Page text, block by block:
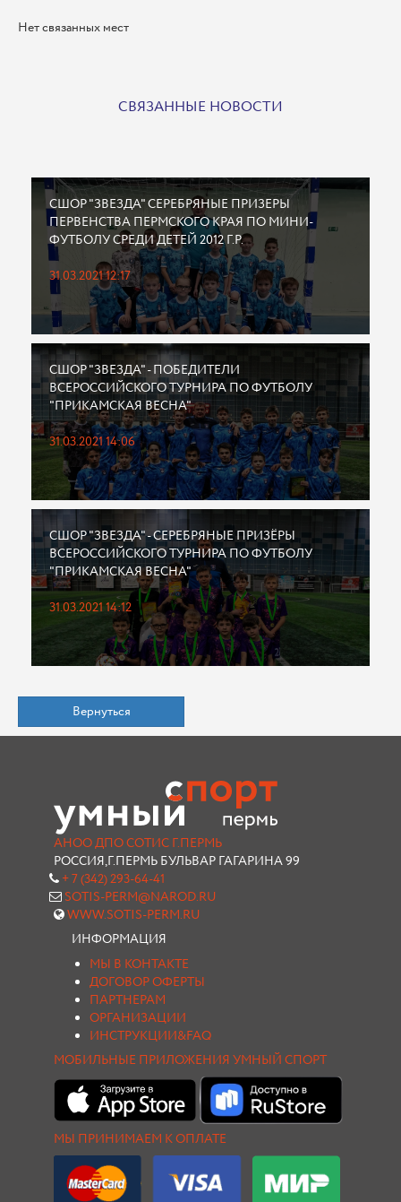
Нет связанных мест
СВЯЗАННЫЕ НОВОСТИ
СШОР "ЗВЕЗДА" СЕРЕБРЯНЫЕ ПРИЗЕРЫ
ПЕРВЕНСТВА ПЕРМСКОГО КРАЯ ПО МИНИ-
ФУТБОЛУ СРЕДИ ДЕТЕЙ 2012 Г.Р.
31.03.2021 12:17
СШОР "ЗВЕЗДА" - ПОБЕДИТЕЛИ
ВСЕРОССИЙСКОГО ТУРНИРА ПО ФУТБОЛУ
"ПРИКАМСКАЯ ВЕСНА"
31.03.2021 14:06
СШОР "ЗВЕЗДА" - СЕРЕБРЯНЫЕ ПРИЗËРЫ
ВСЕРОССИЙСКОГО ТУРНИРА ПО ФУТБОЛУ
"ПРИКАМСКАЯ ВЕСНА"
31.03.2021 14:12
Вернуться
АНОО ДПО СОТИС Г.ПЕРМЬ
РОССИЯ,Г.ПЕРМЬ БУЛЬВАР ГАГАРИНА 99
+ 7 (342) 293-64-41
SOTIS-PERM@NAROD.RU
WWW.SOTIS-PERM.RU
ИНФОРМАЦИЯ
МЫ В КОНТАКТЕ
ДОГОВОР ОФЕРТЫ
ПАРТНЕРАМ
ОРГАНИЗАЦИИ
ИНСТРУКЦИИ&FAQ
МОБИЛЬНЫЕ ПРИЛОЖЕНИЯ УМНЫЙ СПОРТ
МЫ ПРИНИМАЕМ К ОПЛАТЕ